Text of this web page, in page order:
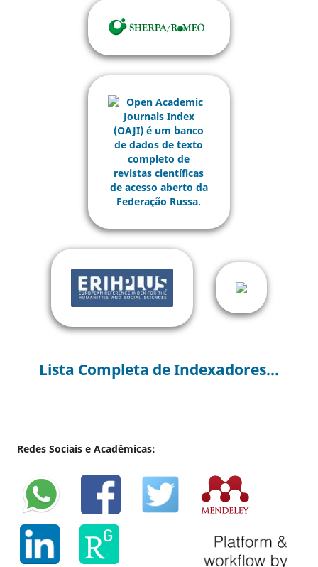
Lista Completa de Indexadores...
Redes Sociais e Acadêmicas: